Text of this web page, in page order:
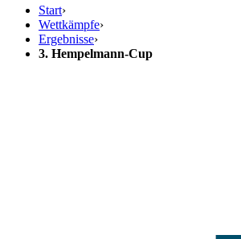
Start›
Wettkämpfe›
Ergebnisse›
3. Hempelmann-Cup